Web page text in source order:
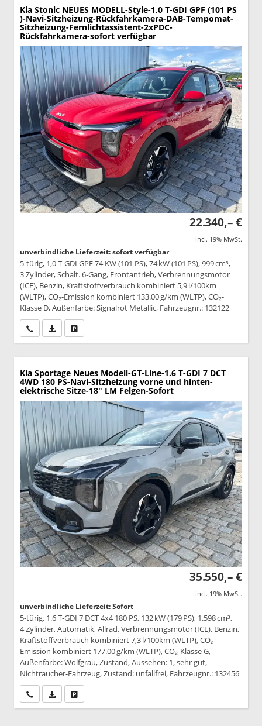
Kia Stonic NEUES MODELL-Style-1,0 T-GDI GPF (101 PS
)-Navi-Sitzheizung-Rückfahrkamera-DAB-Tempomat-
Sitzheizung-Fernlichtassistent-2xPDC-
Rückfahrkamera-sofort verfügbar
22.340,– €
incl. 19% MwSt.
unverbindliche Lieferzeit: sofort verfügbar
5-türig, 1,0 T-GDI GPF 74 KW (101 PS), 74 kW (101 PS), 999 cm³,
3 Zylinder, Schalt. 6-Gang, Frontantrieb, Verbrennungsmotor
(ICE), Benzin, Kraftstoffverbrauch kombiniert 5,9 l/100km
(WLTP), CO₂-Emission kombiniert 133.00 g/km (WLTP), CO₂-
Klasse D, Außenfarbe: Signalrot Metallic, Fahrzeugnr.: 132122
Wir rufen Sie anPDF-Datei, Fahrzeugexposé drucken
Kia Sportage Neues Modell-GT-Line-1.6 T-GDI 7 DCT
4WD 180 PS-Navi-Sitzheizung vorne und hinten-
elektrische Sitze-18" LM Felgen-Sofort
35.550,– €
incl. 19% MwSt.
unverbindliche Lieferzeit: Sofort
5-türig, 1.6 T-GDI 7 DCT 4x4 180 PS, 132 kW (179 PS), 1.598 cm³,
4 Zylinder, Automatik, Allrad, Verbrennungsmotor (ICE), Benzin,
Kraftstoffverbrauch kombiniert 7,3 l/100km (WLTP), CO₂-
Emission kombiniert 177.00 g/km (WLTP), CO₂-Klasse G,
Außenfarbe: Wolfgrau, Zustand, Aussehen: 1, sehr gut,
Nichtraucher-Fahrzeug, Zustand: unfallfrei, Fahrzeugnr.: 132456
Wir rufen Sie anPDF-Datei, Fahrzeugexposé drucken